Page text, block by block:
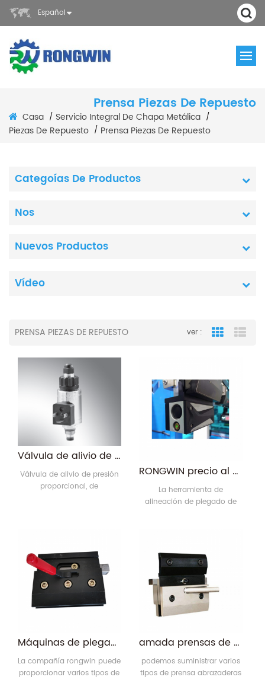
Español
Prensa Piezas De Repuesto
Casa / Servicio Integral De Chapa Metálica /
Piezas De Repuesto / Prensa Piezas De Repuesto
Categoías De Productos
Nos
Nuevos Productos
Vídeo
PRENSA PIEZAS DE REPUESTO ver : Grid View
Válvula de alivio de presión proporcional, de accionamiento directo, con curva característica creciente.
Válvula de alivio de presión
proporcional, de
máxima de funcionamiento:
420 bar. Caudal máximo 2
l/min
RONGWIN precio al por mayor herramienta de alineación de doblado de piezas de trabajo con forma especial para plegadora
La herramienta de
alineación de plegado de
plegado. El operador solo
necesita consultar esta línea
para doblar. La luz de la
herramienta de alineación
de doblado es clara,
brillante, con líneas
que le ahorra al 7
Máquinas de plegadora de alta calidad con herramientas de sujeción rápida
La compañía rongwin puede
proporcionar varios tipos de
amada prensas de freno de prensa abrazaderas rápidas
podemos suministrar varios
tipos de prensa abrazaderas